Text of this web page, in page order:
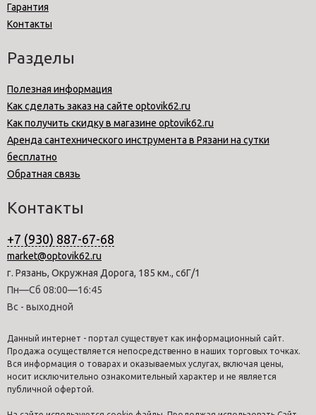
Гарантия
Контакты
Разделы
Полезная информация
Как сделать заказ на сайте optovik62.ru
Как получить скидку в магазине optovik62.ru
Аренда сантехнического инструмента в Рязани на сутки
бесплатно
Обратная связь
Контакты
+7 (930) 887-67-68
market@optovik62.ru
г. Рязань, Окружная Дорога, 185 км., с6Г/1
Пн—Сб 08:00—16:45
Вс - выходной
Данный интернет - портал существует как информационный сайт.
Продажа осуществляется непосредственно в наших торговых точках.
Вся информация о товарах и оказываемых услугах, включая цены,
носит исключительно ознакомительный характер и не является
публичной офертой.